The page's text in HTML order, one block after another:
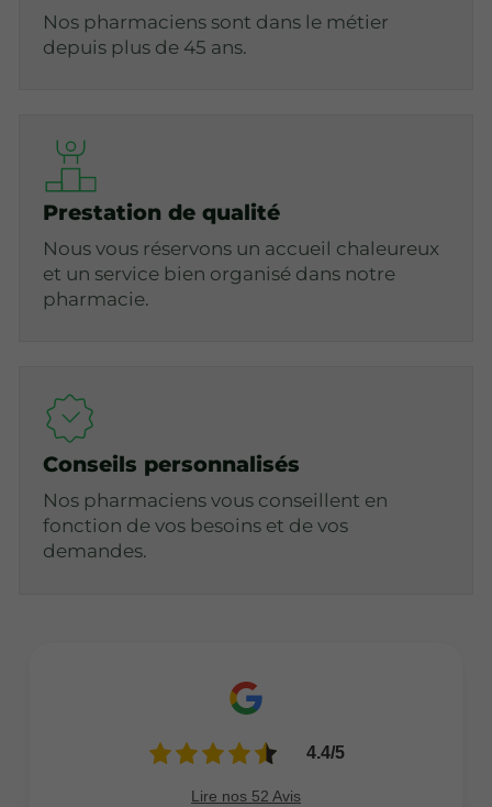
Nos pharmaciens sont dans le métier
depuis plus de 45 ans.
Prestation de qualité
Nous vous réservons un accueil chaleureux
et un service bien organisé dans notre
pharmacie.
Conseils personnalisés
Nos pharmaciens vous conseillent en
fonction de vos besoins et de vos
demandes.